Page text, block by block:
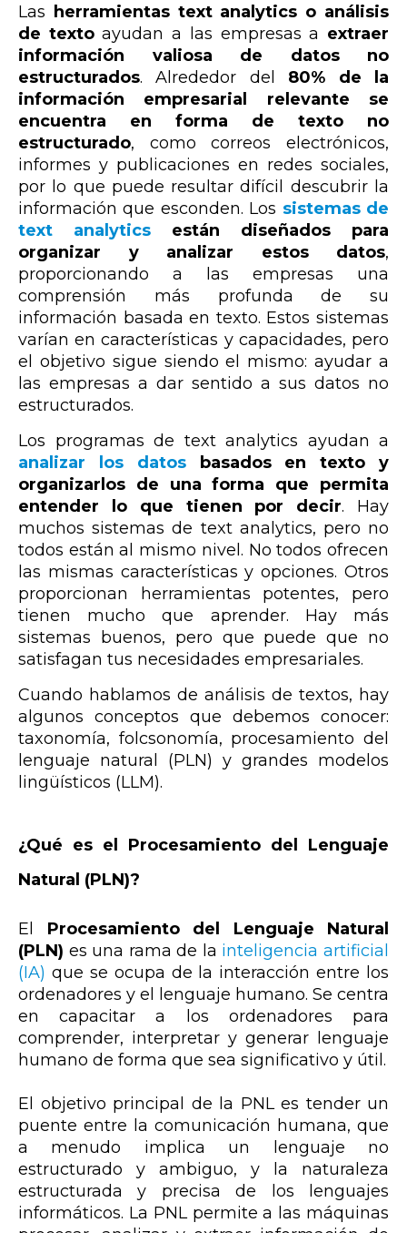
Las herramientas text analytics o análisis
de textoayudan a las empresas a extraer
información valiosa de datos no
estructurados. Alrededor del
80% de la
información empresarial relevante se
encuentra en forma de texto no
estructurado, como correos electrónicos,
informes y publicaciones en redes sociales,
por lo que puede resultar difícil descubrir la
información que esconden. Los sistemas de
text analytics están diseñados para
organizar y analizar estos datos,
proporcionando a las empresas una
comprensión más profunda de su
información basada en texto. Estos sistemas
varían en características y capacidades, pero
el objetivo sigue siendo el mismo: ayudar a
las empresas a dar sentido a sus datos no
estructurados.
Los programas de text analytics ayudan a
analizar los datosbasados en texto y
organizarlos de una forma que permita
entender lo que tienen por decir. Hay
muchos sistemas de text analytics, pero no
todos están al mismo nivel. No todos ofrecen
las mismas características y opciones. Otros
proporcionan herramientas potentes, pero
tienen mucho que aprender. Hay más
sistemas buenos, pero que puede que no
satisfagan tus necesidades empresariales.
Cuando hablamos de análisis de textos, hay
algunos conceptos que debemos conocer:
taxonomía, folcsonomía, procesamiento del
lenguaje natural (PLN) y grandes modelos
lingüísticos (LLM).
¿Qué es el Procesamiento del Lenguaje
Natural (PLN)?
El Procesamiento del Lenguaje Natural
(PLN) es una rama de la inteligencia artificial
(IA) que se ocupa de la interacción entre los
ordenadores y el lenguaje humano. Se centra
en capacitar a los ordenadores para
comprender, interpretar y generar lenguaje
humano de forma que sea significativo y útil.
El objetivo principal de la PNL es tender un
puente entre la comunicación humana, que
a menudo implica un lenguaje no
estructurado y ambiguo, y la naturaleza
estructurada y precisa de los lenguajes
informáticos. La PNL permite a las máquinas